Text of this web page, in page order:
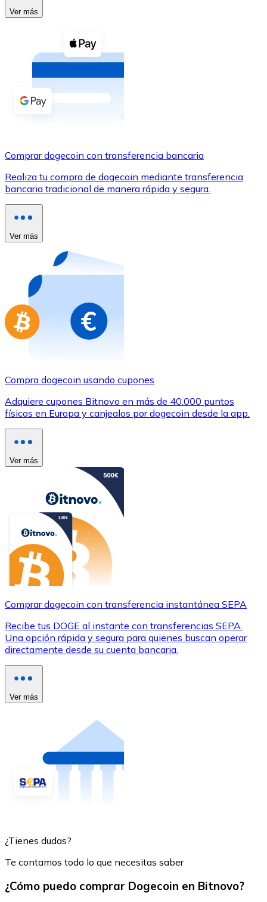
Compra criptomonedas con efectivo en tu tienda más
Comprar con efectivo
Transferencia SEPA
Añade fondos a tu cuenta Bitnovo o realiza compras
Comprar con Transferencia
Utiliza tarjetas Visa y Mastercard para comprar
Comprar con tarjeta
Tienda - Tarjetas regalo
Nuevo
Compra tarjetas regalo de tus marcas favoritas con
Ir a la tienda de tarjetas regalo
Ver más
Comprar dogecoin con transferencia bancaria
Realiza tu compra de dogecoin mediante transferencia
bancaria tradicional de manera rápida y segura.
Ver más
Compra dogecoin usando cupones
Adquiere cupones Bitnovo en más de 40.000 puntos
físicos en Europa y canjealos por dogecoin desde la app.
Ver más
Comprar dogecoin con transferencia instantánea SEPA
Recibe tus DOGE al instante con transferencias SEPA.
Una opción rápida y segura para quienes buscan operar
directamente desde su cuenta bancaria.
Ver más
¿Tienes dudas?
Te contamos todo lo que necesitas saber
¿Cómo puedo comprar Dogecoin en Bitnovo?